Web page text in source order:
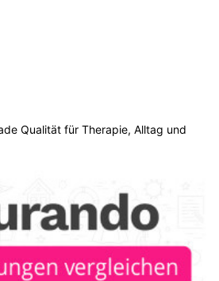
Qualität für Therapie, Alltag und